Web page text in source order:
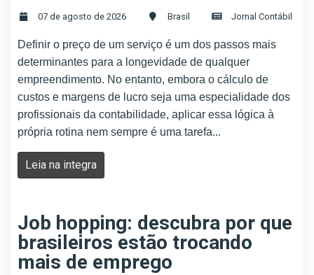
07 de agosto de 2026 Brasil Jornal Contábil
Definir o preço de um serviço é um dos passos mais
determinantes para a longevidade de qualquer
empreendimento. No entanto, embora o cálculo de
custos e margens de lucro seja uma especialidade dos
profissionais da contabilidade, aplicar essa lógica à
própria rotina nem sempre é uma tarefa...
Leia na integra
Job hopping: descubra por que
brasileiros estão trocando
mais de emprego